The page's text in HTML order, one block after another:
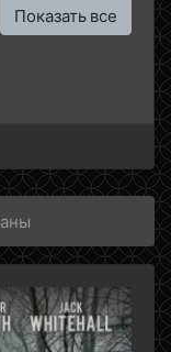
Показать все